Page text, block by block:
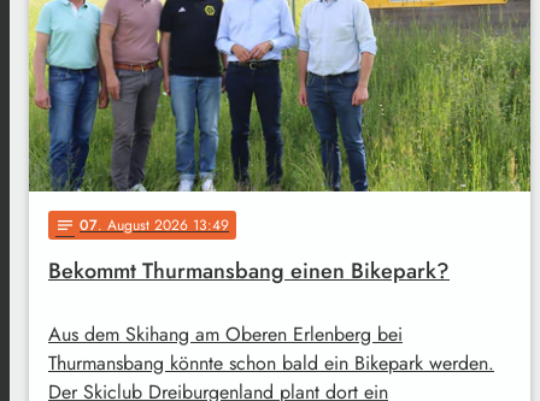
notes 07. August 2026 13:49
Bekommt Thurmansbang einen Bikepark?
Aus dem Skihang am Oberen Erlenberg bei
Thurmansbang könnte schon bald ein Bikepark werden.
Der Skiclub Dreiburgenland plant dort ein